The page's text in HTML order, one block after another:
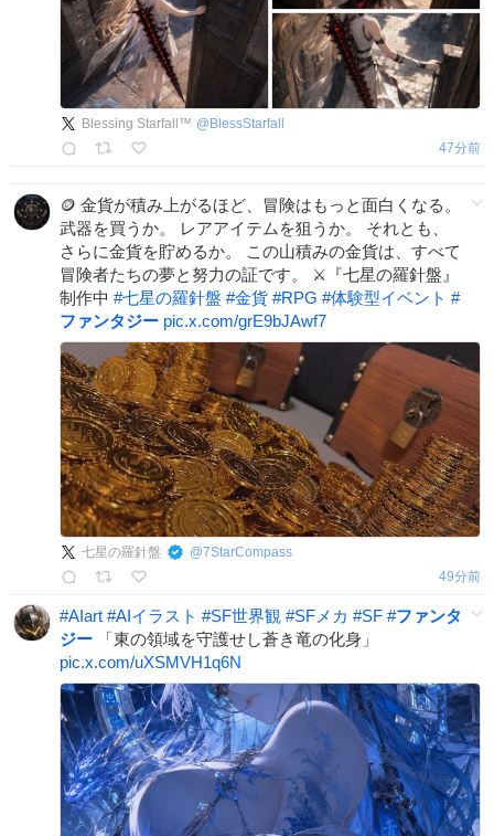
Blessing Starfall™ @ BlessStarfall
47分前
🪙 金貨が積み上がるほど、冒険はもっと面白くなる。
武器を買うか。 レアアイテムを狙うか。 それとも、
さらに金貨を貯めるか。 この山積みの金貨は、すべて
冒険者たちの夢と努力の証です。 ⚔️『七星の羅針盤』
制作中 #七星の羅針盤 #金貨 #RPG #体験型イベント #
ファンタジー pic.x.com/grE9bJAwf7
七星の羅針盤 @7StarCompass
49分前
#AIart #AIイラスト #SF世界観 #SFメカ #SF #ファンタ
ジー 「東の領域を守護せし蒼き竜の化身」
pic.x.com/uXSMVH1q6N